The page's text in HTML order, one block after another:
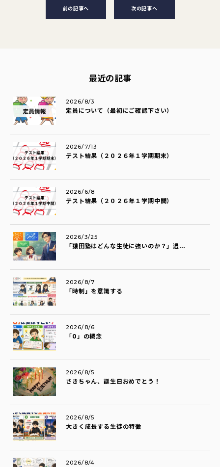
前の記事へ 次の記事へ
最近の記事
定員について（最初にご確認下さい）
2026/8/3
テスト結果（２０２６年１学期期末）
2026/7/13
テスト結果（２０２６年１学期中間）
2026/6/8
「猿田塾はどんな生徒に強いのか？」過...
2026/3/25
「時制」を意識する
2026/8/7
「0」の概念
2026/8/6
さきちゃん、誕生日おめでとう！
2026/8/5
大きく成長する生徒の特徴
2026/8/5
2026/8/4